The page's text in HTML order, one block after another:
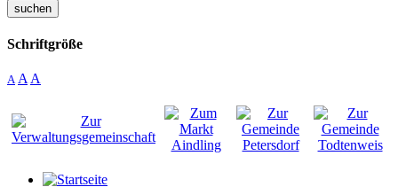
suchen
Schriftgröße
A A A